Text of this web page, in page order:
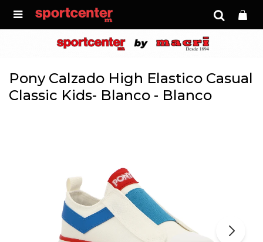

Pony Calzado High Elastico Casual
Classic Kids- Blanco - Blanco